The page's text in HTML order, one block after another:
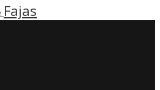
Fajas